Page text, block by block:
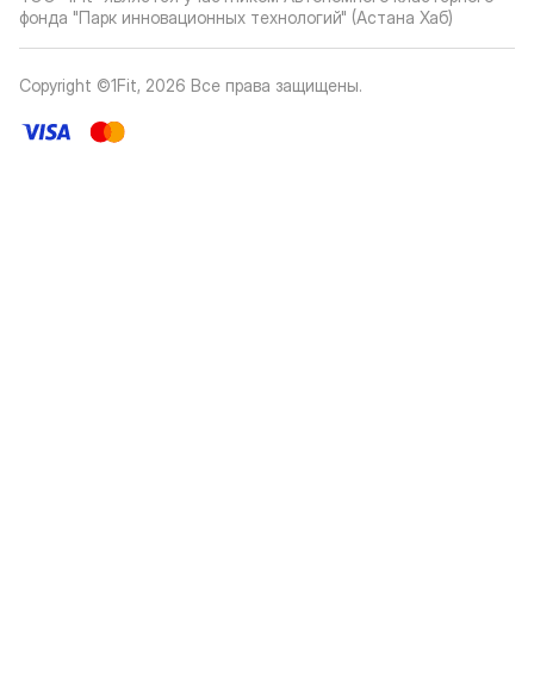
фонда "Парк инновационных технологий" (Астана Хаб)
Copyright ©1Fit, 2026 Все права защищены.